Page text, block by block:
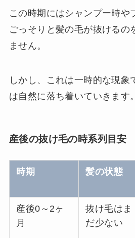
この時期にはシャンプー時や
ごっそりと髪の毛が抜けるの
ません。
しかし、これは一時的な現象
は自然に落ち着いていきます。
産後の抜け毛の時系列目安
時期 髪の状態
産後0～2ヶ
月
抜け毛はま
だ少ない